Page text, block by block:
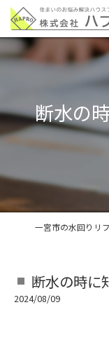
断水の
断水の時に
2024/08/09